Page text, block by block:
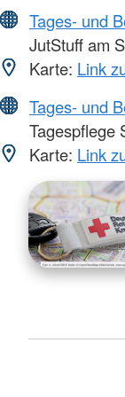
Tages- und
JutStuff am
Karte: Link
Tages- und
Tagespflege
Karte: Link